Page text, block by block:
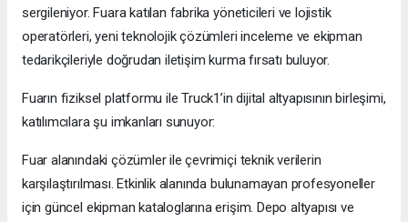
sergileniyor. Fuara katılan fabrika yöneticileri ve lojistik
operatörleri, yeni teknolojik çözümleri inceleme ve ekipman
tedarikçileriyle doğrudan iletişim kurma fırsatı buluyor.
Fuarın fiziksel platformu ile Truck1’in dijital altyapısının birleşimi,
katılımcılara şu imkanları sunuyor:
Fuar alanındaki çözümler ile çevrimiçi teknik verilerin
karşılaştırılması. Etkinlik alanında bulunamayan profesyoneller
için güncel ekipman kataloglarına erişim. Depo altyapısı ve